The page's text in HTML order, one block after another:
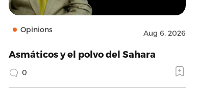
Opinions Aug 6, 2026
Asmáticos y el polvo del Sahara
0